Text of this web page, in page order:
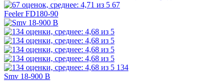
67
Feeler FD180-90
134
Smv 18-900 B